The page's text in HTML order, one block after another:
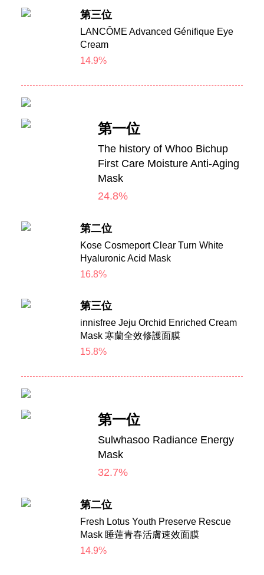
第三位
LANCÔME Advanced Génifique Eye
Cream
14.9%
第一位
The history of Whoo Bichup
First Care Moisture Anti-Aging
Mask
24.8%
第二位
Kose Cosmeport Clear Turn White
Hyaluronic Acid Mask
16.8%
第三位
innisfree Jeju Orchid Enriched Cream
Mask 寒蘭全效修護面膜
15.8%
第一位
Sulwhasoo Radiance Energy
Mask
32.7%
第二位
Fresh Lotus Youth Preserve Rescue
Mask 睡蓮青春活膚速效面膜
14.9%